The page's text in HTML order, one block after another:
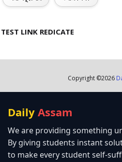
TEST LINK REDICATE
Copyright ©2026
Daily Assam
We are providing something
By giving students instant
to make every student self-